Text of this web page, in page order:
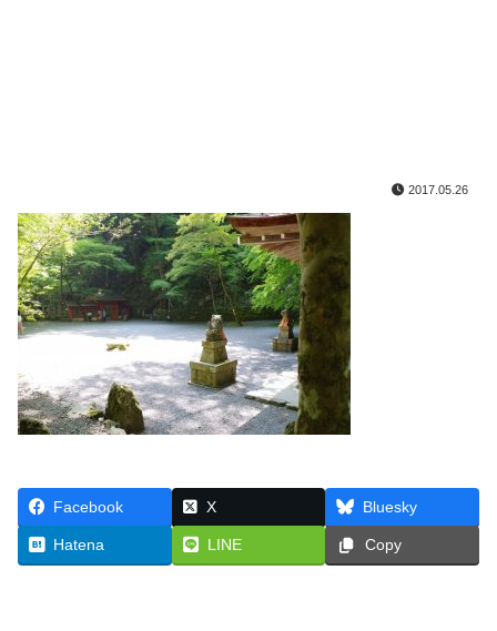
2017.05.26
Facebook X Bluesky
Hatena LINE Copy